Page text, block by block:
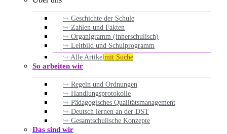
Geschichte der Schule
Zahlen und Fakten
Organigramm (innerschulisch)
Leitbild und Schulprogramm
Alle Artikelmit Suche
So arbeiten wir
Regeln und Ordnungen
Handlungsprotokolle
Pädagogisches Qualitätsmanagement
Deutsch lernen an der DST
Gesamtschulische Konzepte
Das sind wir